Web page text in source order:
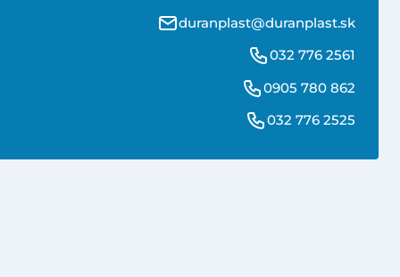
duranplast@duranplast.sk
032 776 2561
0905 780 862
032 776 2525